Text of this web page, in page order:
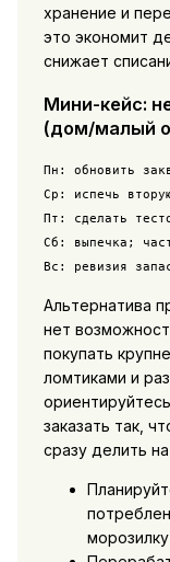
хранение и
это экономит
снижает
Мини-кейс:
(дом/малый
Пн: обновить
Ср: испечь
Пт: сделать
Сб: выпечка;
Вс: ревизия
Альтернатива
нет
покупать
ломтиками и
заказать так,
сразу делить